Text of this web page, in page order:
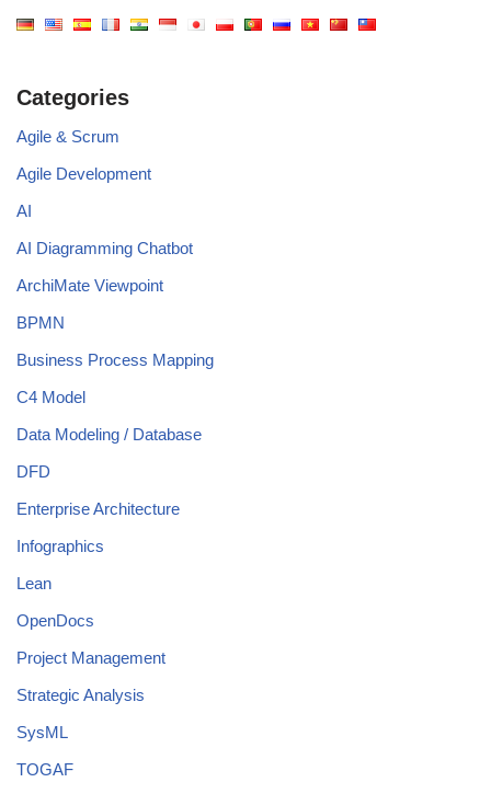
Categories
Agile & Scrum
Agile Development
AI
AI Diagramming Chatbot
ArchiMate Viewpoint
BPMN
Business Process Mapping
C4 Model
Data Modeling / Database
DFD
Enterprise Architecture
Infographics
Lean
OpenDocs
Project Management
Strategic Analysis
SysML
TOGAF